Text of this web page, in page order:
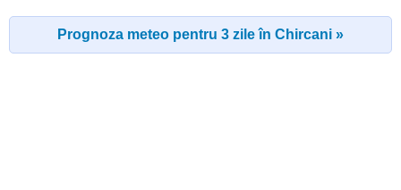
Prognoza meteo pentru 3 zile în Chircani »